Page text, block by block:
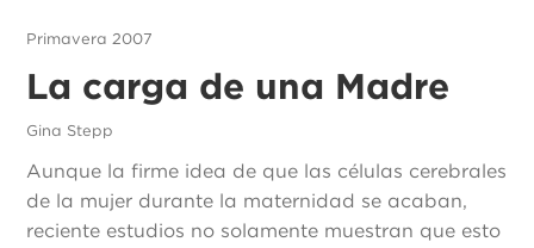
Primavera 2007
La carga de una Madre
Gina Stepp
Aunque la firme idea de que las células cerebrales
de la mujer durante la maternidad se acaban,
reciente estudios no solamente muestran que esto